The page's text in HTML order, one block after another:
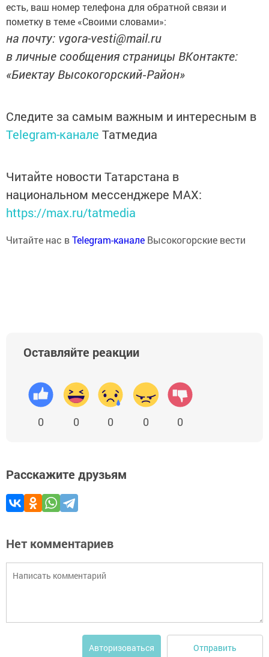
есть, ваш номер телефона для обратной связи и
пометку в теме «Своими словами»:
на почту: vgora-vesti@mail.ru
в личные сообщения страницы ВКонтакте:
«Биектау Высокогорский‑Район»
Следите за самым важным и интересным в
Telegram-канале Татмедиа
Читайте новости Татарстана в
национальном мессенджере MАХ:
https://max.ru/tatmedia
Читайте нас вTelegram-канале Высокогорские вести
Оставляйте реакции
0 0 0 0 0
Расскажите друзьям
Нет комментариев
Авторизоваться Отправить